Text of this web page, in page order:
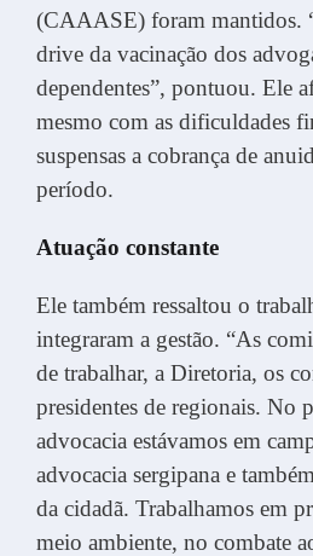
(CAAASE) foram mantidos.
drive da vacinação dos
dependentes”, pontuou. Ele
mesmo com as dificuldades
suspensas a cobrança de
período.
Atuação constante
Ele também ressaltou o
integraram a gestão. “As
de trabalhar, a Diretoria, os
presidentes de regionais. No
advocacia estávamos em
advocacia sergipana e
da cidadã. Trabalhamos em
meio ambiente, no combate